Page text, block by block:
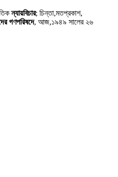
ন্যায়বিচার; চিন্তা,মতপ্রকাশ,
গণপরিষদে, আজ,১৯৪৯ সালের ২৬